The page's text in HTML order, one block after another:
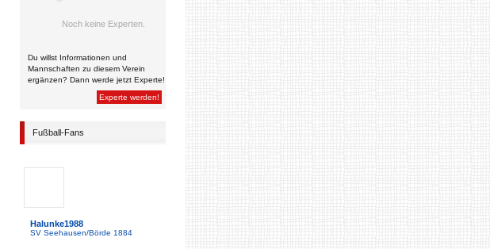
Noch keine Experten.
Du willst Informationen und
Mannschaften zu diesem Verein
ergänzen? Dann werde jetzt Experte!
Experte werden!
Fußball-Fans
Halunke1988
SV Seehausen/Börde 1884